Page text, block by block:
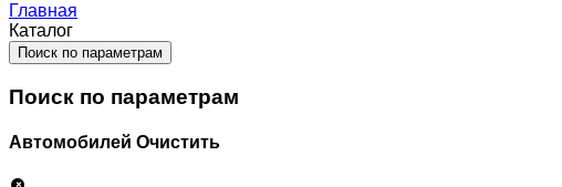
Главная
Каталог
Поиск по параметрам
Поиск по параметрам
Автомобилей Очистить